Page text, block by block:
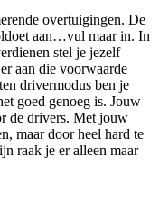
overtuigingen. De
aan…vul maar in. In
stel je jezelf
aan die voorwaarde
drivermodus ben je
goed genoeg is. Jouw
de drivers. Met jouw
maar door heel hard te
raak je er alleen maar